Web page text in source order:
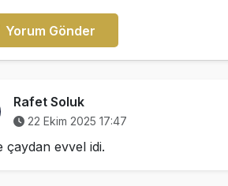
Yorum Gönder
Rafet Soluk
22 Ekim 2025 17:47
çaydan evvel idi.